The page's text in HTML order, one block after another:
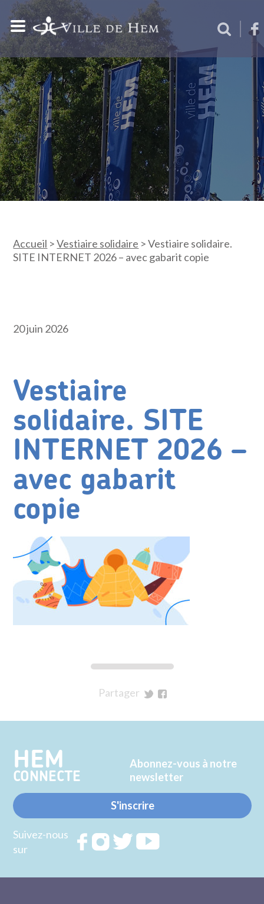
Accueil >Vestiaire solidaire >Vestiaire solidaire.
SITE INTERNET 2026 – avec gabarit copie
20 juin 2026
Vestiaire
solidaire. SITE
INTERNET 2026 –
avec gabarit
copie
Partager
Twitter
Facebook
HEM
CONNECTE
Abonnez-vous à notre
newsletter
S'inscrire
Suivez-nous
sur
RejoignezRejoignezRejoignez